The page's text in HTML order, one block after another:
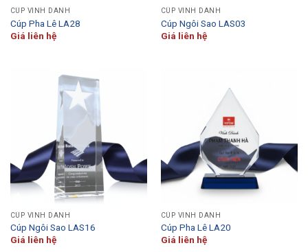
CÚP VINH DANH
Cúp Pha Lê LA28
Giá liên hệ
CÚP VINH DANH
Cúp Ngôi Sao LAS03
Giá liên hệ
CÚP VINH DANH
Cúp Ngôi Sao LAS16
Giá liên hệ
CÚP VINH DANH
Cúp Pha Lê LA20
Giá liên hệ